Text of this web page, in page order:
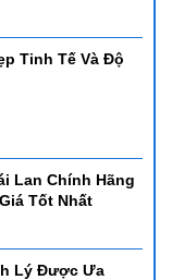
Tinh Tế Và Độ
Lan Chính Hãng
Tốt Nhất
Lý Được Ưa